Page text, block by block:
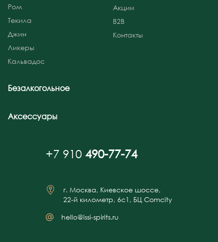
Ром
Текила
Джин
Ликеры
Кальвадос
Безалкогольное
Аксессуары
Акции
B2B
Контакты
+7 910 490-77-74
г. Москва, Киевское шоссе,
22-й километр, 6с1, БЦ Comcity
hello@issi-spirits.ru